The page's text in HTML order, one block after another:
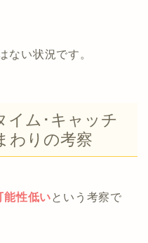
ない状況です。
イム･キャッチ
わりの考察
能性低いという考察で